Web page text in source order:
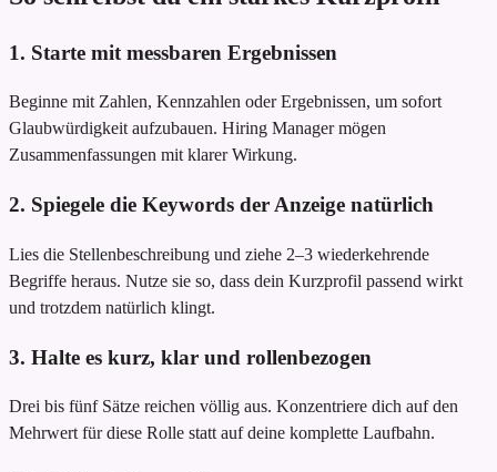
1. Starte mit messbaren Ergebnissen
Beginne mit Zahlen, Kennzahlen oder Ergebnissen, um sofort
Glaubwürdigkeit aufzubauen. Hiring Manager mögen
Zusammenfassungen mit klarer Wirkung.
2. Spiegele die Keywords der Anzeige natürlich
Lies die Stellenbeschreibung und ziehe 2–3 wiederkehrende
Begriffe heraus. Nutze sie so, dass dein Kurzprofil passend wirkt
und trotzdem natürlich klingt.
3. Halte es kurz, klar und rollenbezogen
Drei bis fünf Sätze reichen völlig aus. Konzentriere dich auf den
Mehrwert für diese Rolle statt auf deine komplette Laufbahn.